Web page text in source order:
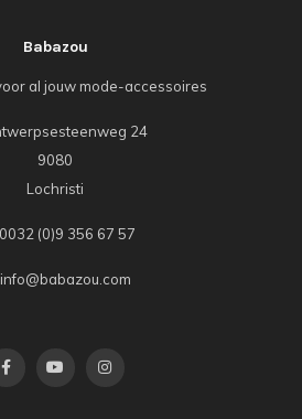
Babazou
al jouw mode-accessoires
24
9080
Lochristi
0032 (0)9 356 67 57
info@babazou.com